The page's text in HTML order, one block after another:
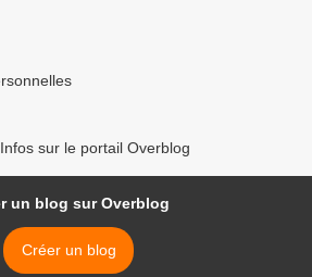
sur le portail Overblog
un blog sur Overblog
Créer un blog